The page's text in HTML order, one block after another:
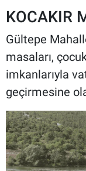
KOCAKIR
Gültepe
masaları,
imkanlarıyla
geçirmesine